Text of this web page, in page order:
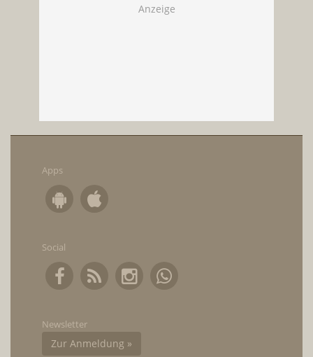
Apps
Social
Newsletter
Zur Anmeldung »